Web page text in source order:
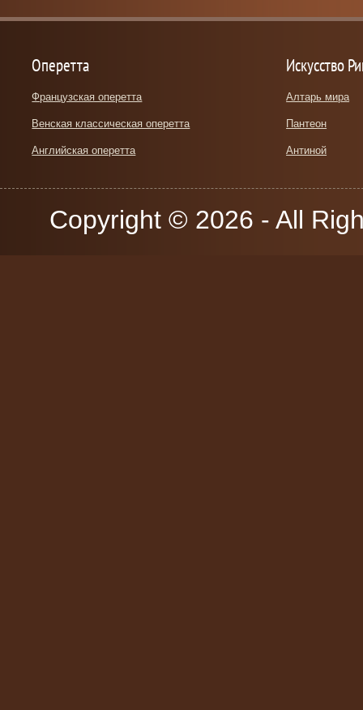
Оперетта
Французская оперетта
Венская классическая оперетта
Английская оперетта
Искусство
Алтарь мира
Пантеон
Антиной
Copyright © 2026 - All